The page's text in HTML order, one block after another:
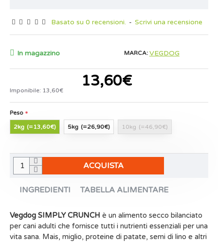
Basato su 0 recensioni. - Scrivi una recensione
13,60€
Imponibile: 13,60€
In magazzino MARCA: VEGDOG
Peso
2kg (=13,60€) 5kg (=26,90€) 10kg (=46,90€)
ACQUISTA
INGREDIENTI TABELLA ALIMENTARE
Vegdog SIMPLY CRUNCH è un alimento secco bilanciato
per cani adulti che fornisce tutti i nutrienti essenziali per una
vita sana. Mais, miglio, proteine di patate, semi di lino e altri